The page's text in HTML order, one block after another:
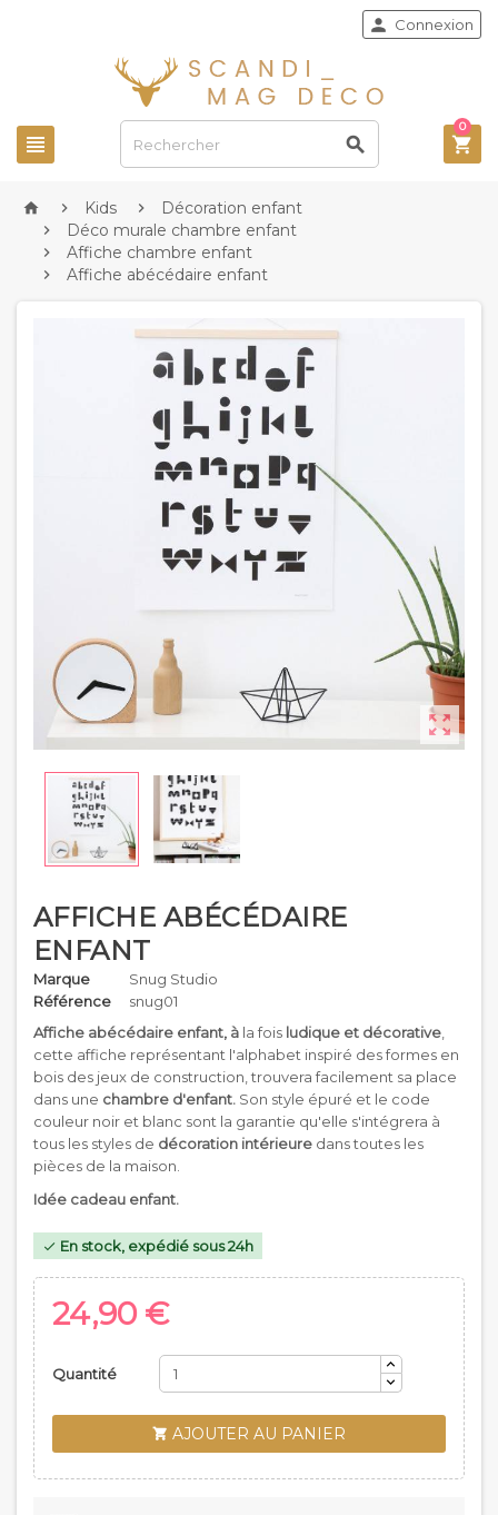
 
 Connexion

0
  Kids  Décoration enfant
 Déco murale chambre enfant
 Affiche chambre enfant
 Affiche abécédaire enfant

AFFICHE ABÉCÉDAIRE
ENFANT
Marque
Snug Studio
Référence
snug01
Affiche abécédaire enfant, à la fois ludique et décorative
cette affiche représentant l'alphabet inspiré des formes en
bois des jeux de construction, trouvera facilement sa place
dans une chambre d'enfant. Son style épuré et le code
couleur noir et blanc sont la garantie qu'elle s'intégrera à
tous les styles de décoration intérieure dans toutes les
pièces de la maison.
Idée cadeau enfant.
 En stock, expédié sous 24h
24,90 €
Quantité
 AJOUTER AU PANIER